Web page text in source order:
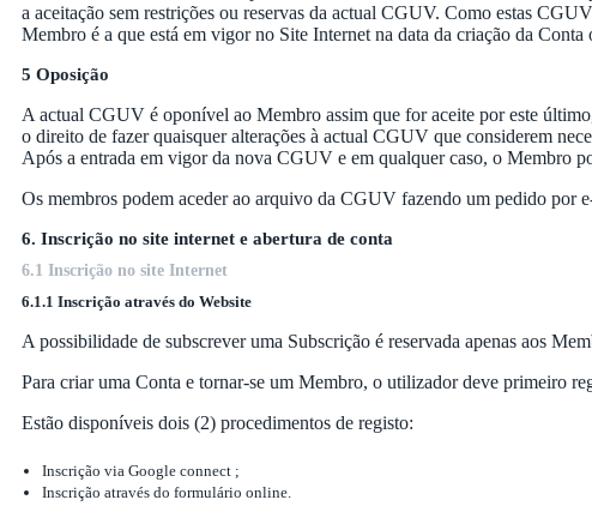
a aceitação sem restrições ou reservas da actual CGUV. Como estas
Membro é a que está em vigor no Site Internet na data da criação da Conta
5 Oposição
A actual CGUV é oponível ao Membro assim que for aceite por este
o direito de fazer quaisquer alterações à actual CGUV que considerem
Após a entrada em vigor da nova CGUV e em qualquer caso, o Membro
Os membros podem aceder ao arquivo da CGUV fazendo um pedido por
6. Inscrição no site internet e abertura de conta
6.1 Inscrição no site Internet
6.1.1 Inscrição através do Website
A possibilidade de subscrever uma Subscrição é reservada apenas aos
Para criar uma Conta e tornar-se um Membro, o utilizador deve primeiro
Estão disponíveis dois (2) procedimentos de registo:
Inscrição via Google connect ;
Inscrição através do formulário online.